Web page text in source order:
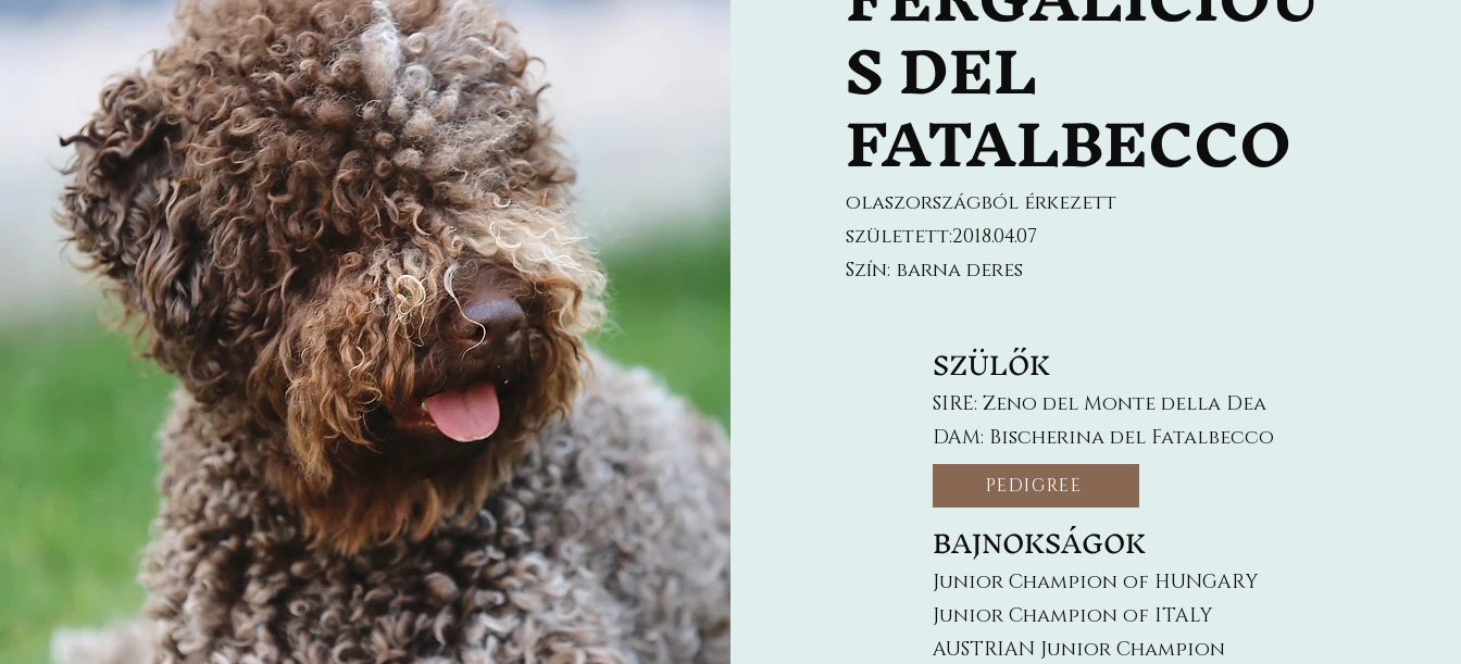
S DEL
FATALBECCO
olaszországból érkezett
született:2018.04.07
Szín: barna deres
SZÜLŐK
SIRE: Zeno del Monte della Dea
DAM: Bischerina del Fatalbecco
PEDIGREE
BAJNOKSÁGOK
Junior Champion of HUNGARY
Junior Champion of ITALY
AUSTRIAN Junior Champion